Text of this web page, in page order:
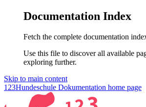
Documentation Index
Fetch the complete documentation
Use this file to discover all available
exploring further.
Skip to main content
123Hundeschule Dokumentation home page